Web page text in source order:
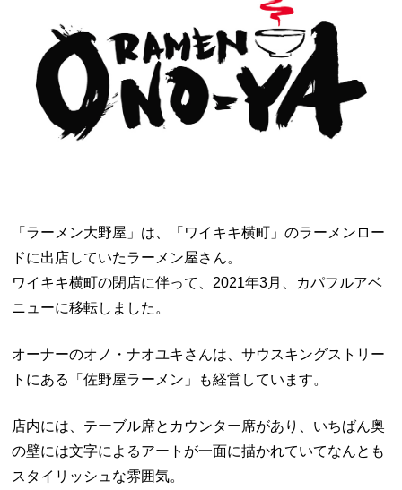
「ラーメン大野屋」は、「ワイキキ横町」のラーメンロー
ドに出店していたラーメン屋さん。
ワイキキ横町の閉店に伴って、2021年3月、カパフルアベ
ニューに移転しました。
オーナーのオノ・ナオユキさんは、サウスキングストリー
トにある「佐野屋ラーメン」も経営しています。
店内には、テーブル席とカウンター席があり、いちばん奥
の壁には文字によるアートが一面に描かれていてなんとも
スタイリッシュな雰囲気。